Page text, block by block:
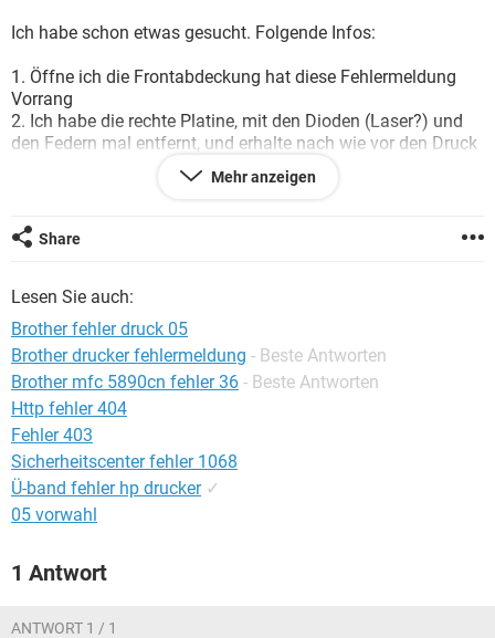
WHATSAPP TIKTOK
Ich habe schon etwas gesucht. Folgende Infos:
1. Öffne ich die Frontabdeckung hat diese Fehlermeldung
Vorrang
2. Ich habe die rechte Platine, mit den Dioden (Laser?) und
den Federn mal entfernt, und erhalte nach wie vor den Druck
Holzweg.
Mehr anzeigen
Share
Lesen Sie auch:
Brother fehler druck 05
Brother drucker fehlermeldung - Beste Antworten
Brother mfc 5890cn fehler 36 - Beste Antworten
Http fehler 404
Fehler 403
Sicherheitscenter fehler 1068
Ü-band fehler hp drucker ✓
05 vorwahl
1 Antwort
ANTWORT 1 / 1